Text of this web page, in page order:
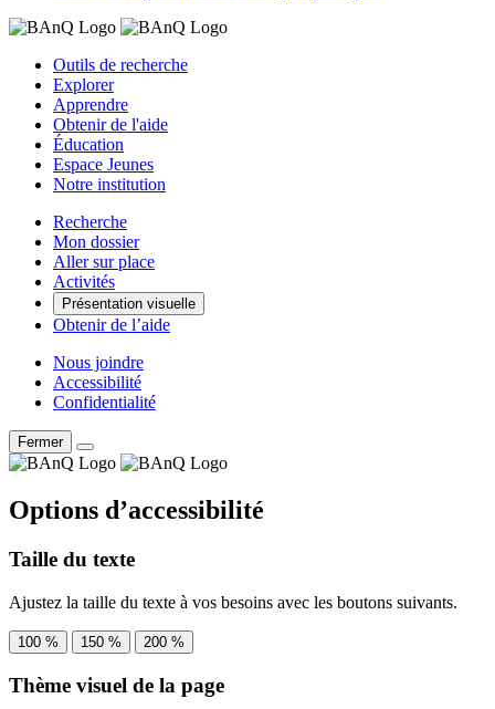
Outils de recherche
Explorer
Apprendre
Obtenir de l'aide
Éducation
Espace Jeunes
Notre institution
Recherche
Mon dossier
Aller sur place
Activités
Présentation visuelle
Obtenir de l’aide
Nous joindre
Accessibilité
Confidentialité
Fermer
Options d’accessibilité
Taille du texte
Ajustez la taille du texte à vos besoins avec les boutons suivants.
100 % 150 % 200 %
Thème visuel de la page